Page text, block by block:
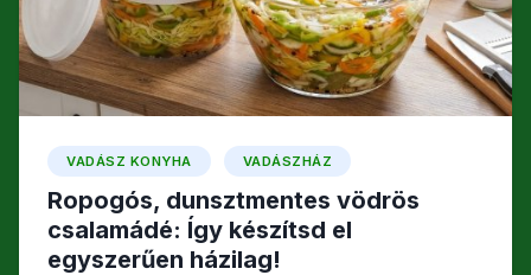
VADÁSZ KONYHA VADÁSZHÁZ
Ropogós, dunsztmentes vödrös
csalamádé: Így készítsd el
egyszerűen házilag!